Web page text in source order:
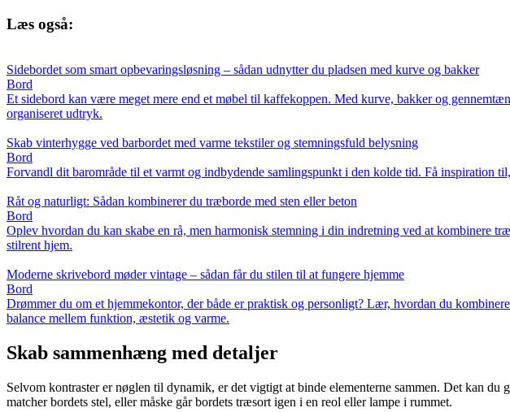
Læs også:
Sidebordet som smart opbevaringsløsning – sådan udnytter du pladsen med kurve og bakker
Bord
Et sidebord kan være meget mere end et møbel til kaffekoppen. Med kurve, bakker og
organiseret udtryk.
Skab vinterhygge ved barbordet med varme tekstiler og stemningsfuld belysning
Bord
Forvandl dit barområde til et varmt og indbydende samlingspunkt i den kolde tid. Få inspiration
Råt og naturligt: Sådan kombinerer du træborde med sten eller beton
Bord
Oplev hvordan du kan skabe en rå, men harmonisk stemning i din indretning ved at kombinere
stilrent hjem.
Moderne skrivebord møder vintage – sådan får du stilen til at fungere hjemme
Bord
Drømmer du om et hjemmekontor, der både er praktisk og personligt? Lær, hvordan du
balance mellem funktion, æstetik og varme.
Skab sammenhæng med detaljer
Selvom kontraster er nøglen til dynamik, er det vigtigt at binde elementerne sammen. Det kan du
matcher bordets stel, eller måske går bordets træsort igen i en reol eller lampe i rummet.